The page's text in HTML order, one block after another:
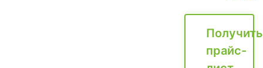
Получить
прайс-